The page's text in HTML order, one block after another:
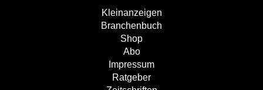
Kleinanzeigen
Branchenbuch
Shop
Abo
Impressum
Ratgeber